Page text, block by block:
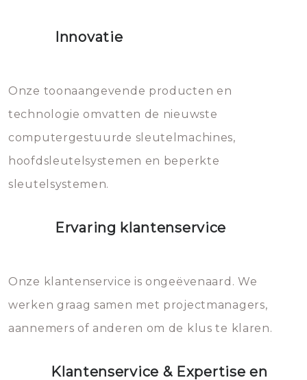
geheel vervangen moet worden.
mee, die u gemakkelijk kunt
vermijden.
Innovatie
Onze toonaangevende producten en
technologie omvatten de nieuwste
computergestuurde sleutelmachines,
hoofdsleutelsystemen en beperkte
sleutelsystemen.
Ervaring klantenservice
Onze klantenservice is ongeëvenaard. We
werken graag samen met projectmanagers,
aannemers of anderen om de klus te klaren.
Klantenservice & Expertise en